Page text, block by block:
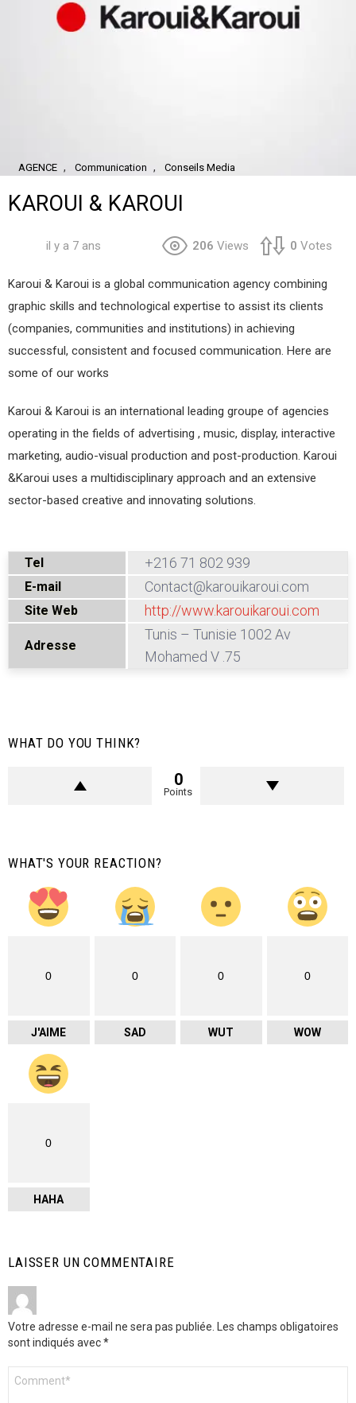
AGENCE , Communication , Conseils Media
KAROUI & KAROUI
il y a 7 ans 206 Views 0 Votes
Karoui & Karoui is a global communication agency combining
graphic skills and technological expertise to assist its clients
(companies, communities and institutions) in achieving
successful, consistent and focused communication. Here are
some of our works
Karoui & Karoui is an international leading groupe of agencies
operating in the fields of advertising , music, display, interactive
marketing, audio-visual production and post-production. Karoui
&Karoui uses a multidisciplinary approach and an extensive
sector-based creative and innovating solutions.
Tel +216 71 802 939
E-mail Contact@karouikaroui.com
Site Web http://www.karouikaroui.com
Adresse
Tunis – Tunisie 1002 Av
Mohamed V .75
WHAT DO YOU THINK?
0
Points
WHAT'S YOUR REACTION?
0
J'AIME
0
SAD
0
WUT
0
WOW
0
HAHA
LAISSER UN COMMENTAIRE
Votre adresse e-mail ne sera pas publiée. Les champs obligatoires
sont indiqués avec*